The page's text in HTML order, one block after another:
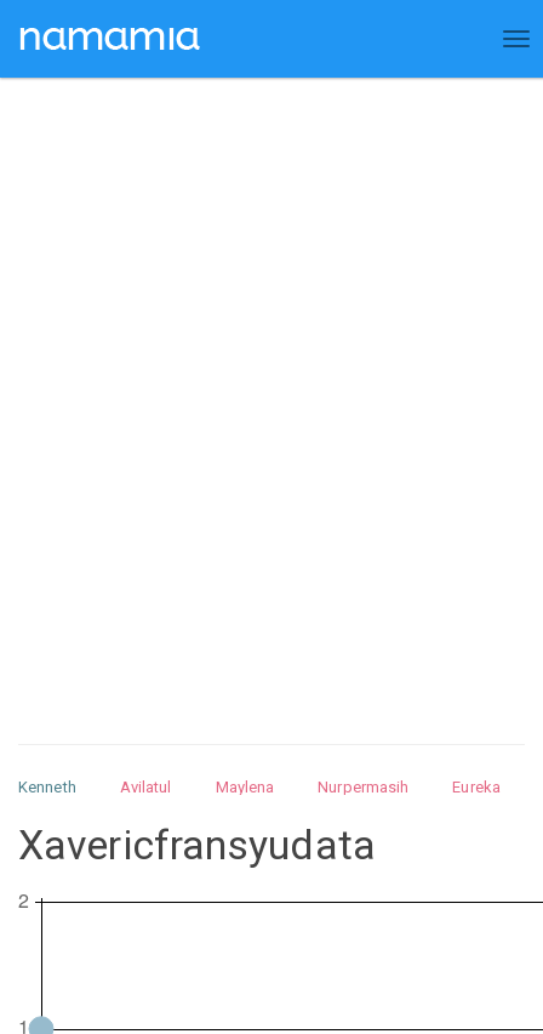
Kenneth Avilatul Maylena Nurpermasih
Eureka
Nurhilman
Pathin Muhalis Abdullah
Xavericfransyudata